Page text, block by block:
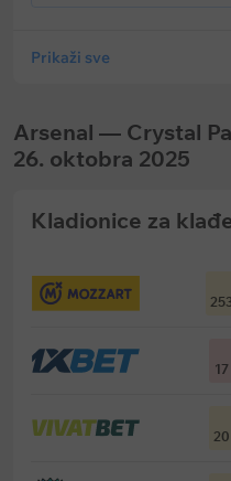
Prikaži sve
Arsenal — Crystal
26. oktobra 2025
Kladionice za